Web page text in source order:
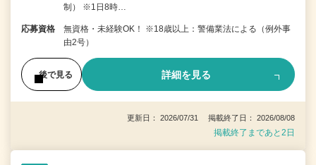
制） ※1日8時…
応募資格
無資格・未経験OK！ ※18歳以上：警備業法による（例外事
由2号）
後で見る 詳細を見る
更新日： 2026/07/31 掲載終了日： 2026/08/08
掲載終了まであと2日